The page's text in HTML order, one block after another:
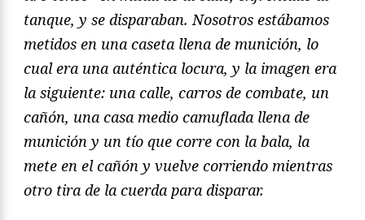
tanque, y se disparaban. Nosotros estábamos
metidos en una caseta llena de munición, lo
cual era una auténtica locura, y la imagen era
la siguiente: una calle, carros de combate, un
cañón, una casa medio camuflada llena de
munición y un tío que corre con la bala, la
mete en el cañón y vuelve corriendo mientras
otro tira de la cuerda para disparar.